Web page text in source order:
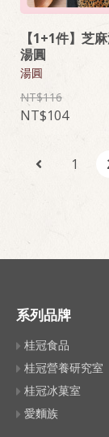
【1+1件】芝
湯圓
湯圓
116
104
1
系列品牌
桂冠食品
桂冠營養研究室
桂冠冰菓室
愛麵族